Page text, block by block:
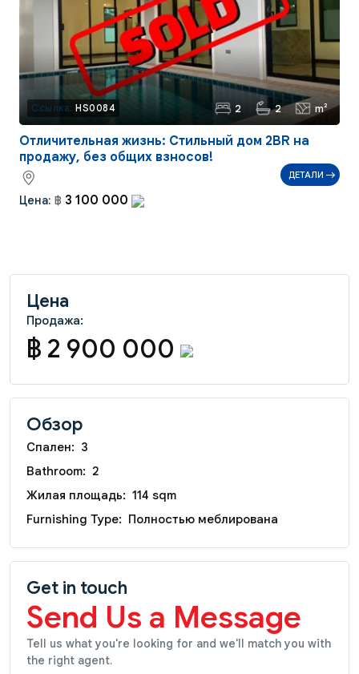
Ссылка: HS0084 2 2 m²
Отличительная жизнь: Стильный дом 2BR на
продажу, без общих взносов!
Цена: ฿ 3 100 000
ДЕТАЛИ
Цена
Продажа:
฿ 2 900 000
Обзор
Спален: 3
Bathroom: 2
Жилая площадь: 114 sqm
Furnishing Type: Полностью меблирована
Get in touch
Send Us a Message
Tell us what you're looking for and we'll match you with
the right agent.